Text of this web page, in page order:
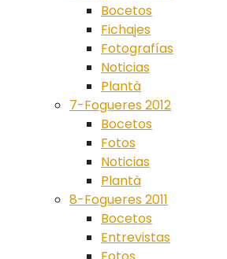
Bocetos
Fichajes
Fotografías
Noticias
Plantà
7-Fogueres 2012
Bocetos
Fotos
Noticias
Plantà
8-Fogueres 2011
Bocetos
Entrevistas